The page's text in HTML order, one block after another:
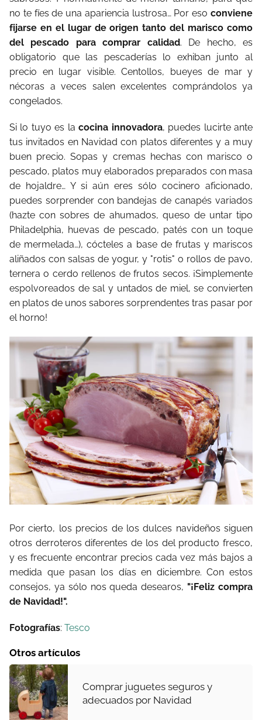
no te fíes de una apariencia lustrosa… Por eso conviene
fijarse en el lugar de origen tanto del marisco como
del pescado para comprar calidad. De hecho, es
obligatorio que las pescaderías lo exhiban junto al
precio en lugar visible. Centollos, bueyes de mar y
nécoras a veces salen excelentes comprándolos ya
congelados.
Si lo tuyo es lacocina innovadora, puedes lucirte ante
tus invitados en Navidad con platos diferentes y a muy
buen precio. Sopas y cremas hechas con marisco o
pescado, platos muy elaborados preparados con masa
de hojaldre… Y si aún eres sólo cocinero aficionado,
puedes sorprender con bandejas de canapés variados
(hazte con sobres de ahumados, queso de untar tipo
Philadelphia, huevas de pescado, patés con un toque
de mermelada…), cócteles a base de frutas y mariscos
aliñados con salsas de yogur, y "rotis" o rollos de pavo,
ternera o cerdo rellenos de frutos secos. ¡Simplemente
espolvoreados de sal y untados de miel, se convierten
en platos de unos sabores sorprendentes tras pasar por
el horno!
Por cierto, los precios de los dulces navideños siguen
otros derroteros diferentes de los del producto fresco,
y es frecuente encontrar precios cada vez más bajos a
medida que pasan los días en diciembre. Con estos
consejos, ya sólo nos queda desearos, "¡Feliz compra
de Navidad!".
Fotografías: Tesco
Otros artículos
Comprar juguetes seguros y
adecuados por Navidad